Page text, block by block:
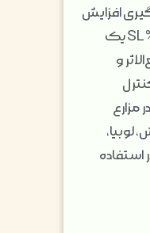
افزایش
دهد. بنتازون پرتونار 48% SL یک
و
لوبیا،
استفاده